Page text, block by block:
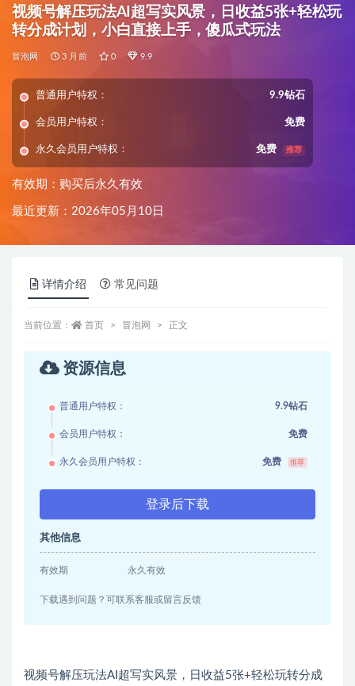
视频号解压玩法AI超写实风景，日收益5张+轻松玩
转分成计划，小白直接上手，傻瓜式玩法
冒泡网 3 月前 0 9.9
普通用户特权： 9.9钻石
会员用户特权： 免费
永久会员用户特权： 免费 推荐
有效期：购买后永久有效
最近更新：2026年05月10日
详情介绍 常见问题
当前位置： 首页 冒泡网 正文
资源信息
普通用户特权： 9.9钻石
会员用户特权： 免费
永久会员用户特权： 免费 推荐
登录后下载
其他信息
有效期 永久有效
下载遇到问题？可联系客服或留言反馈
视频号解压玩法AI超写实风景，日收益5张+轻松玩转分成